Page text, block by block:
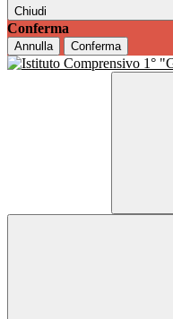
Chiudi
Conferma
Annulla Conferma